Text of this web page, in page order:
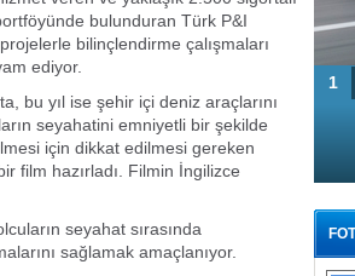
bulunduran Türk P&I
bilinçlendirme çalışmaları
ediyor.
bu yıl ise şehir içi deniz araçlarını
seyahatini emniyetli bir şekilde
için dikkat edilmesi gereken
film hazırladı. Filmin İngilizce
seyahat sırasında
sağlamak amaçlanıyor.
1